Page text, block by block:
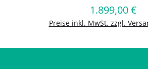
Regulärer
1.899,00 €
Preise inkl. MwSt. zzgl.
In den Warenkorb